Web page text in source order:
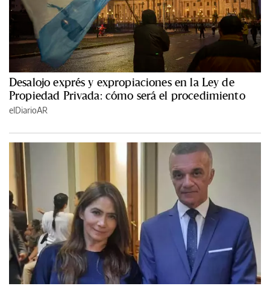
Desalojo exprés y expropiaciones en la Ley de
Propiedad Privada: cómo será el procedimiento
elDiarioAR